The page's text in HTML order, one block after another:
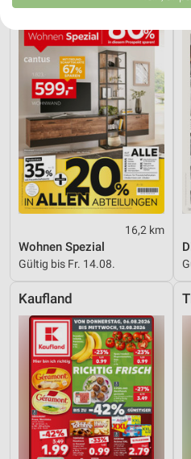
16,2 km
Wohnen Spezial
Gültig bis Fr. 14.08.
Kaufland
Website/App.
Partnerliste anzeigen (1 IAB-
Wir nutzen Ihre Daten für folgende
IAB-Verarbeitungszwecke:
Speichern von oder Zugriff auf
auf einem Endgerät
Verwendung reduzierter Daten
Werbeanzeigen
Erstellung von Profilen für
Verwendung von Profilen zur
personalisierter Werbung
Erstellung von Profilen zur
von Inhalten
Verwendung von Profilen zur
personalisierter Inhalte
Messung der Werbeleistung
Messung der Performance von